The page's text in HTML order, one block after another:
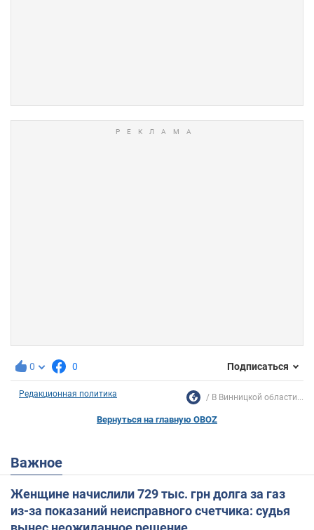
0 0 Подписаться
Редакционная политика В Винницкой области...
Вернуться на главную OBOZ
Важное
Женщине начислили 729 тыс. грн долга за газ
из-за показаний неисправного счетчика: судья